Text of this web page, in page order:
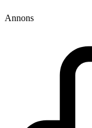
Annons